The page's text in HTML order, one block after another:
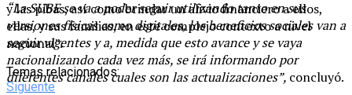
y las pibas, así como brindar un alivio financiero a ellos,
ellas, y sus familias, en este complejo contexto a nivel
nacional”.
Temas relacionados:
Siguente
“La SUBE se va a poder seguir utilizando tanto en sus
versiones físicas como digitales, los beneficios sociales van a
seguir vigentes y a, medida que esto avance y se vaya
nacionalizando cada vez más, se irá informando por
diferentes canales cuales son las actualizaciones”, concluyó.